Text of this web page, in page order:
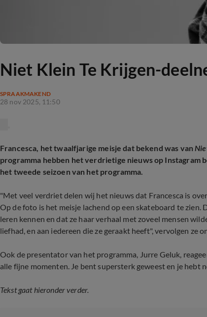
Niet Klein Te Krijgen-
SPRAAKMAKEND
28 nov 2025, 11:50
Francesca, het twaalfjarige meisje dat bekend was van
programma hebben het verdrietige nieuws op Instagram
het tweede seizoen van het programma.
"Met veel verdriet delen wij het nieuws dat Francesca is
Op de foto is het meisje lachend op een skateboard te zien.
leren kennen en dat ze haar verhaal met zoveel mensen
liefhad, en aan iedereen die ze geraakt heeft", vervolgen ze
Ook de presentator van het programma, Jurre Geluk,
alle fijne momenten. Je bent supersterk geweest en je hebt
Tekst gaat hieronder verder.